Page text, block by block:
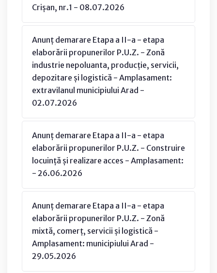
Crișan, nr.1 - 08.07.2026
Anunț demarare Etapa a II-a - etapa
elaborării propunerilor P.U.Z. - Zonă
industrie nepoluanta, producție, servicii,
depozitare și logistică - Amplasament:
extravilanul municipiului Arad -
02.07.2026
Anunț demarare Etapa a II-a - etapa
elaborării propunerilor P.U.Z. - Construire
locuință și realizare acces - Amplasament:
- 26.06.2026
Anunț demarare Etapa a II-a - etapa
elaborării propunerilor P.U.Z. - Zonă
mixtă, comerț, servicii și logistică -
Amplasament: municipiului Arad -
29.05.2026